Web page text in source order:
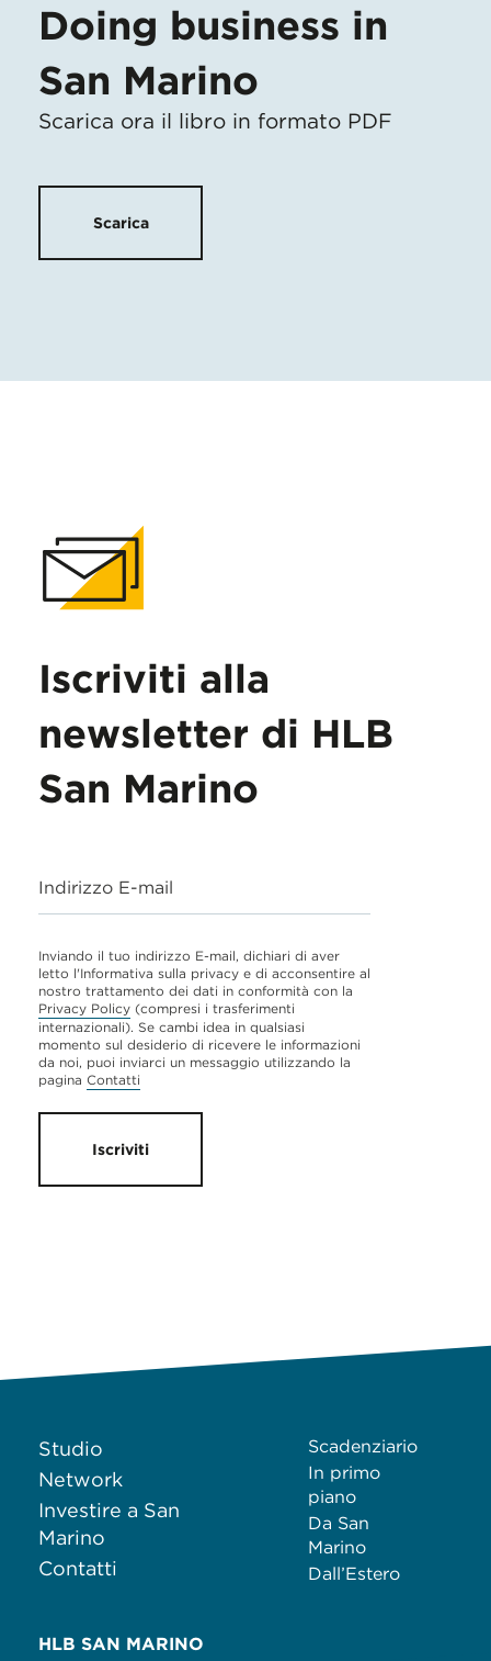
Doing business in
San Marino
Scarica ora il libro in formato PDF
Scarica
Iscriviti alla
newsletter di HLB
San Marino
Indirizzo E-mail
Inviando il tuo indirizzo E-mail, dichiari di aver
letto l'Informativa sulla privacy e di acconsentire al
nostro trattamento dei dati in conformità con la
Privacy Policy (compresi i trasferimenti
internazionali). Se cambi idea in qualsiasi
momento sul desiderio di ricevere le informazioni
da noi, puoi inviarci un messaggio utilizzando la
pagina Contatti
Iscriviti
Studio
Network
Investire a San
Marino
Contatti
Scadenziario
In primo
piano
Da San
Marino
Dall’Estero
HLB SAN MARINO